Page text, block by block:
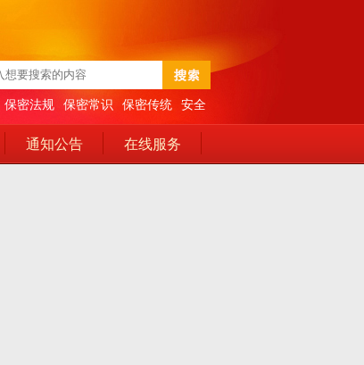
保密法规 保密常识 保密传统 安全
通知公告 在线服务